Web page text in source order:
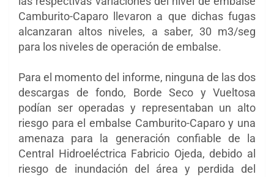
Camburito-Caparo llevaron a que dichas fugas
alcanzaran altos niveles, a saber, 30 m3/seg
para los niveles de operación de embalse.
Para el momento del informe, ninguna de las dos
descargas de fondo, Borde Seco y Vueltosa
podían ser operadas y representaban un alto
riesgo para el embalse Camburito-Caparo y una
amenaza para la generación confiable de la
Central Hidroeléctrica Fabricio Ojeda, debido al
riesgo de inundación del área y perdida del